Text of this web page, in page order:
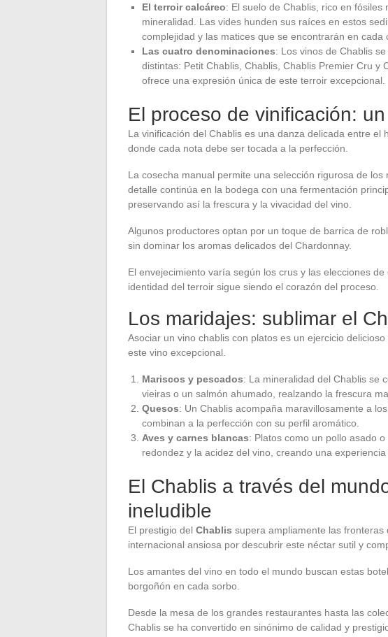
El terroir calcáreo: El suelo de Chablis, rico en
mineralidad. Las vides hunden sus raíces en estos
complejidad y las matices que se encontrarán en cada
Las cuatro denominaciones: Los vinos de Chablis
distintas: Petit Chablis, Chablis, Chablis Premier Cru y
ofrece una expresión única de este terroir excepcional.
El proceso de vinificación:
La vinificación del Chablis es una danza delicada entre el
donde cada nota debe ser tocada a la perfección.
La cosecha manual permite una selección rigurosa de
detalle continúa en la bodega con una fermentación
preservando así la frescura y la vivacidad del vino.
Algunos productores optan por un toque de barrica de
sin dominar los aromas delicados del Chardonnay.
El envejecimiento varía según los crus y las elecciones
identidad del terroir sigue siendo el corazón del proceso.
Los maridajes: sublimar el
Asociar un vino chablis con platos es un ejercicio
este vino excepcional.
Mariscos y pescados: La mineralidad del Chablis se
vieiras o un salmón ahumado, realzando la frescura
Quesos: Un Chablis acompaña maravillosamente a
combinan a la perfección con su perfil aromático.
Aves y carnes blancas: Platos como un pollo asado
redondez y la acidez del vino, creando una experiencia
El Chablis a través del
ineludible
El prestigio del Chablis supera ampliamente las
internacional ansiosa por descubrir este néctar sutil y
Los amantes del vino en todo el mundo buscan estas
borgoñón en cada sorbo.
Desde la mesa de los grandes restaurantes hasta las
Chablis se ha convertido en sinónimo de calidad y